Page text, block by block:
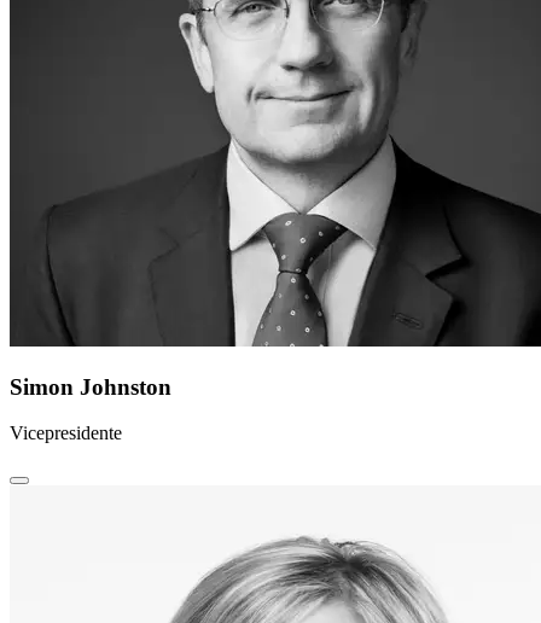
Simon Johnston
Vicepresidente